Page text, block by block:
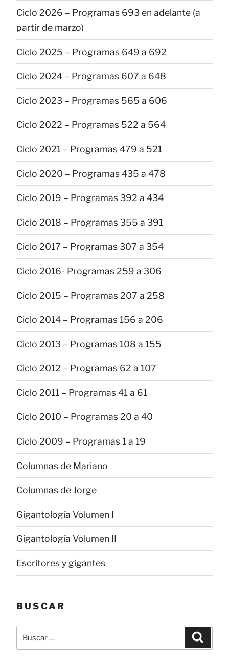
Ciclo 2026 – Programas 693 en adelante (a
partir de marzo)
Ciclo 2025 – Programas 649 a 692
Ciclo 2024 – Programas 607 a 648
Ciclo 2023 – Programas 565 a 606
Ciclo 2022 – Programas 522 a 564
Ciclo 2021 – Programas 479 a 521
Ciclo 2020 – Programas 435 a 478
Ciclo 2019 – Programas 392 a 434
Ciclo 2018 – Programas 355 a 391
Ciclo 2017 – Programas 307 a 354
Ciclo 2016- Programas 259 a 306
Ciclo 2015 – Programas 207 a 258
Ciclo 2014 – Programas 156 a 206
Ciclo 2013 – Programas 108 a 155
Ciclo 2012 – Programas 62 a 107
Ciclo 2011 – Programas 41 a 61
Ciclo 2010 – Programas 20 a 40
Ciclo 2009 – Programas 1 a 19
Columnas de Mariano
Columnas de Jorge
Gigantología Volumen I
Gigantología Volumen II
Escritores y gigantes
BUSCAR
Buscar